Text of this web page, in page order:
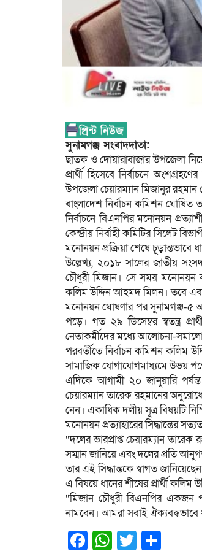
সুনামগঞ্জ সংবাদদাতা:
ছাতক ও দোয়ারাবাজার উপজেলা
প্রার্থী হিসেবে নির্বাচনে
উপজেলা চেয়ারম্যান মিজানুর রহমান
বাংলাদেশ নির্বাচন কমিশন ঘোষিত
নির্বাচনে বিএনপির মনোনয়ন
কেন্দ্রীয় নির্বাহী কমিটির সিলেট
মনোনয়ন প্রক্রিয়া শেষে
উল্লেখ্য, ২০১৮ সালের জাতীয়
চৌধুরী মিজান। সে সময় মনোনয়ন
কলিম উদ্দিন আহমদ মিলন। তবে
মনোনয়ন ঘোষণার পর সুনামগঞ্জ-৫
পড়ে। গত ২৯ ডিসেম্বর স্বতন্ত্র
নেতাকর্মীদের মধ্যে আলোচনা-
পরবর্তীতে নির্বাচন কমিশন কলিম
সামাজিক যোগাযোগমাধ্যমে উভয়
এদিকে আগামী ২০ জানুয়ারি
চেয়ারম্যান তারেক রহমানের অনুরোধে
নেন। একাধিক দলীয় সূত্র বিষয়টি
মনোনয়ন প্রত্যাহারের সিদ্ধান্তের
“দলের ভারপ্রাপ্ত চেয়ারম্যান
সম্মান জানিয়ে এবং দলের প্রতি
তার এই সিদ্ধান্তকে স্বাগত
এ বিষয়ে ধানের শীষের প্রার্থী
“মিজান চৌধুরী বিএনপির একজন
নামবেন। আমরা সবাই ঐক্যবদ্ধভাবে
Facebook
WhatsApp
Twitter